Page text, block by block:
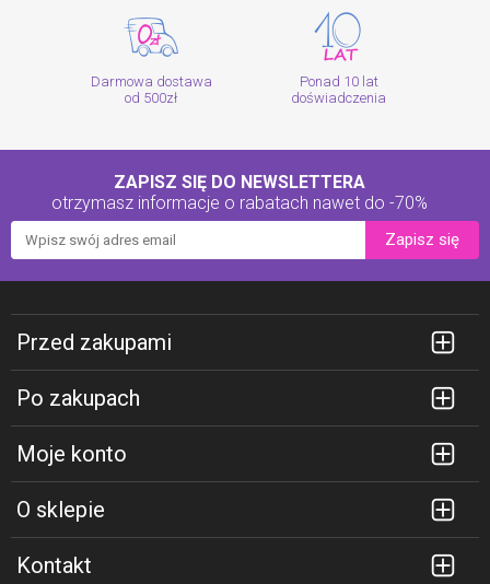
Darmowa dostawa
od 500zł
Ponad 10 lat
doświadczenia
ZAPISZ SIĘ DO NEWSLETTERA
otrzymasz informacje o rabatach nawet do -70%
Zapisz się
Przed zakupami
Po zakupach
Moje konto
O sklepie
Kontakt